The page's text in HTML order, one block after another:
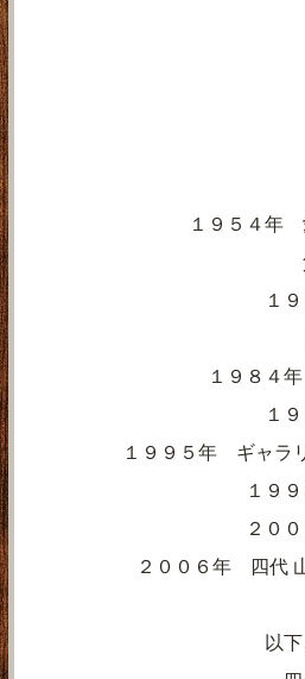
１９５４年
１
１９
１９８４年 名
１
１９９５年 ギャラ
１９
２０
２００６年 四代
以